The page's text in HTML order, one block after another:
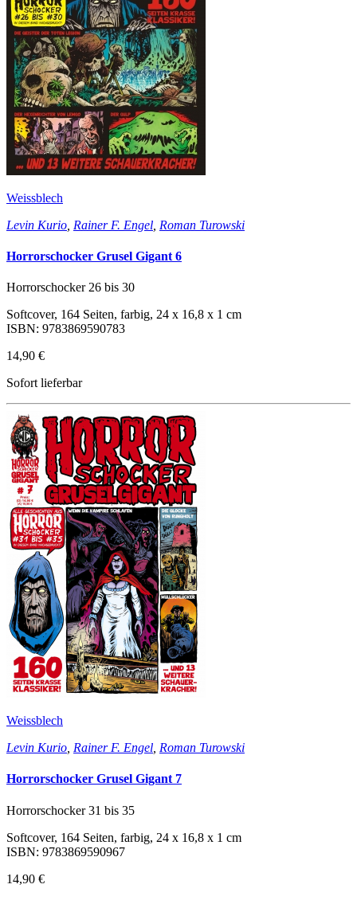
Weissblech
Levin Kurio Rainer F. Engel Roman Turowski
Horrorschocker Grusel Gigant 6
Horrorschocker 26 bis 30
Softcover, 164 Seiten, farbig, 24 x 16,8 x 1 cm
ISBN: 9783869590783
14,90 €
Sofort lieferbar
Weissblech
Levin Kurio Rainer F. Engel Roman Turowski
Horrorschocker Grusel Gigant 7
Horrorschocker 31 bis 35
Softcover, 164 Seiten, farbig, 24 x 16,8 x 1 cm
ISBN: 9783869590967
14,90 €